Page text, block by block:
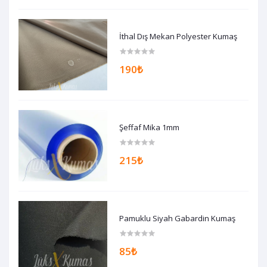
İthal Dış Mekan Polyester Kumaş
190₺
Şeffaf Mika 1mm
215₺
Pamuklu Siyah Gabardin Kumaş
85₺